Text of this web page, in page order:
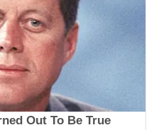
Out To Be True